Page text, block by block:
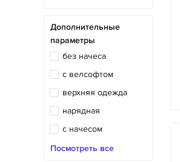
Дополнительные
параметры
без начеса
с велсофтом
верхняя одежда
нарядная
с начесом
с легким начесом
Посмотреть все